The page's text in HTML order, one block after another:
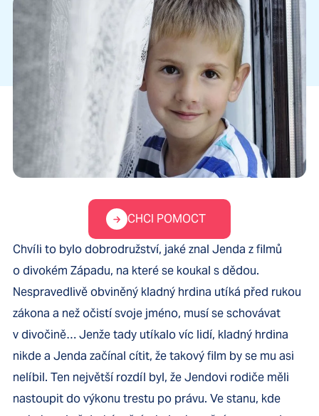
CHCI POMOCT
Chvíli to bylo dobrodružství, jaké znal Jenda z filmů
o divokém Západu, na které se koukal s dědou.
Nespravedlivě obviněný kladný hrdina utíká před rukou
zákona a než očistí svoje jméno, musí se schovávat
v divočině… Jenže tady utíkalo víc lidí, kladný hrdina
nikde a Jenda začínal cítit, že takový film by se mu asi
nelíbil. Ten největší rozdíl byl, že Jendovi rodiče měli
nastoupit do výkonu trestu po právu. Ve stanu, kde
Kontakt